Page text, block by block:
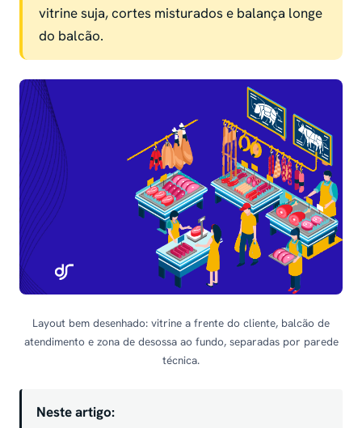
vitrine suja, cortes misturados e balança longe
do balcão.
Layout bem desenhado: vitrine a frente do cliente, balcão de
atendimento e zona de desossa ao fundo, separadas por parede
técnica.
Neste artigo: